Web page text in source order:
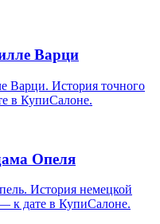
Варци
Варци. История точного
в КупиСалоне.
Опеля
История немецкой
к дате в КупиСалоне.